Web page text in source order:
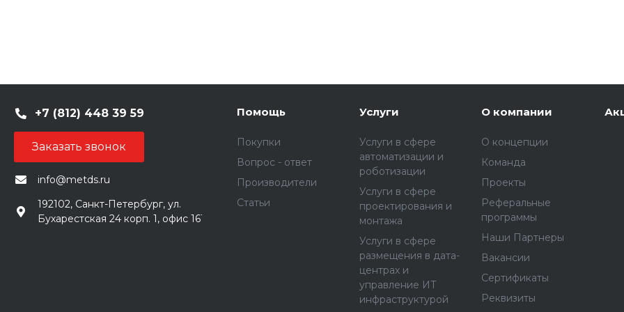
+7 (812) 448 39 59
Заказать звонок
info@metds.ru
192102, Санкт-Петербург, ул.
Бухарестская 24 корп. 1, офис 161
Помощь
Покупки
Вопрос - ответ
Производители
Статьи
Услуги
Услуги в сфере
автоматизации и
роботизации
Услуги в сфере
проектирования и
монтажа
Услуги в сфере
размещения в дата-
центрах и
управление ИТ
инфраструктурой
О компании
О концепции
Команда
Проекты
Реферальные
программы
Наши Партнеры
Вакансии
Сертификаты
Реквизиты